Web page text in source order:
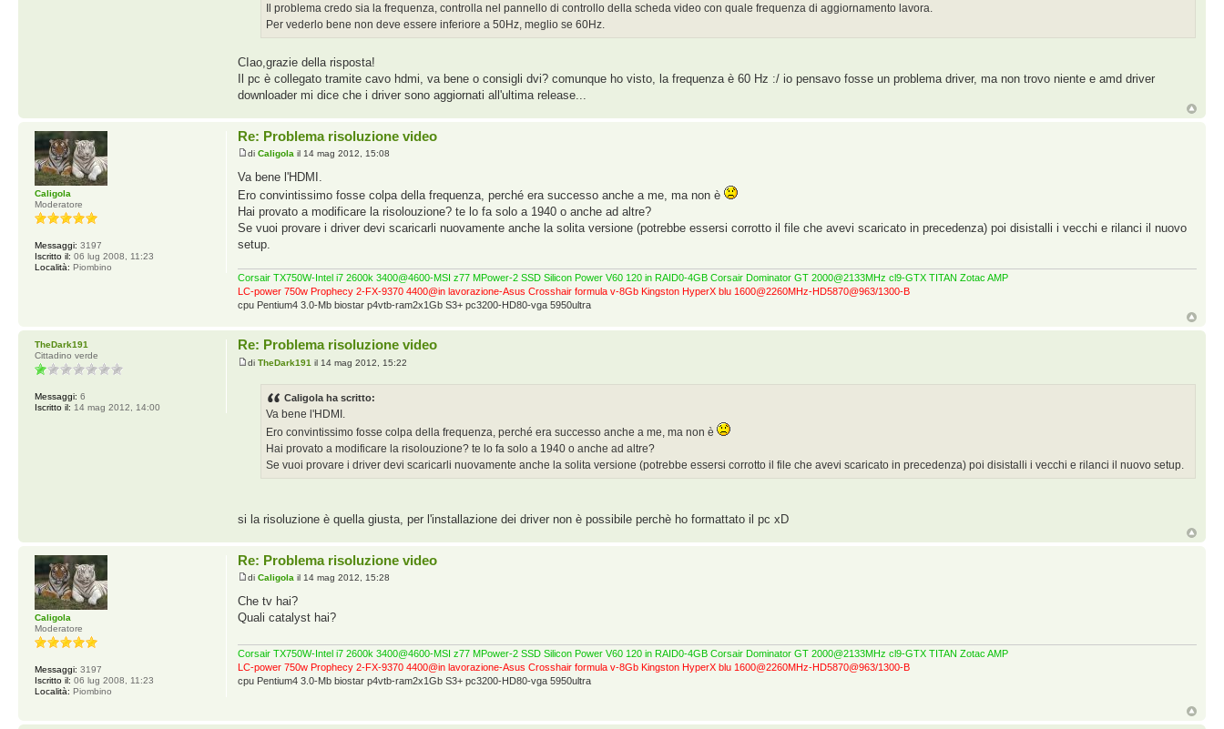
Il problema credo sia la frequenza, controlla nel pannello di controllo della scheda video con quale frequenza di aggiornamento lavora.
Per vederlo bene non deve essere inferiore a 50Hz, meglio se 60Hz.
CIao,grazie della risposta!
Il pc è collegato tramite cavo hdmi, va bene o consigli dvi? comunque ho visto, la frequenza è 60 Hz :/ io pensavo fosse un problema driver, ma non trovo niente e amd driver
downloader mi dice che i driver sono aggiornati all'ultima release...
Re: Problema risoluzione video
diCaligola il 14 mag 2012, 15:08
Va bene l'HDMI.
Ero convintissimo fosse colpa della frequenza, perché era successo anche a me, ma non è
Hai provato a modificare la risolouzione? te lo fa solo a 1940 o anche ad altre?
Se vuoi provare i driver devi scaricarli nuovamente anche la solita versione (potrebbe essersi corrotto il file che avevi scaricato in precedenza) poi disistalli i vecchi e rilanci il nuovo
setup.
Corsair TX750W-Intel i7 2600k 3400@4600-MSI z77 MPower-2 SSD Silicon Power V60 120 in RAID0-4GB Corsair Dominator GT 2000@2133MHz cl9-GTX TITAN Zotac AMP
LC-power 750w Prophecy 2-FX-9370 4400@in lavorazione-Asus Crosshair formula v-8Gb Kingston HyperX blu 1600@2260MHz-HD5870@963/1300-B
cpu Pentium4 3.0-Mb biostar p4vtb-ram2x1Gb S3+ pc3200-HD80-vga 5950ultra
Caligola
Moderatore
Messaggi: 3197
Iscritto il: 06 lug 2008, 11:23
Località: Piombino
Re: Problema risoluzione video
diTheDark191 il 14 mag 2012, 15:22
Caligola ha scritto:
Va bene l'HDMI.
Ero convintissimo fosse colpa della frequenza, perché era successo anche a me, ma non è
Hai provato a modificare la risolouzione? te lo fa solo a 1940 o anche ad altre?
Se vuoi provare i driver devi scaricarli nuovamente anche la solita versione (potrebbe essersi corrotto il file che avevi scaricato in precedenza) poi disistalli i vecchi e rilanci il nuovo setup.
si la risoluzione è quella giusta, per l'installazione dei driver non è possibile perchè ho formattato il pc xD
TheDark191
Cittadino verde
Messaggi: 6
Iscritto il: 14 mag 2012, 14:00
Re: Problema risoluzione video
diCaligola il 14 mag 2012, 15:28
Che tv hai?
Quali catalyst hai?
Corsair TX750W-Intel i7 2600k 3400@4600-MSI z77 MPower-2 SSD Silicon Power V60 120 in RAID0-4GB Corsair Dominator GT 2000@2133MHz cl9-GTX TITAN Zotac AMP
LC-power 750w Prophecy 2-FX-9370 4400@in lavorazione-Asus Crosshair formula v-8Gb Kingston HyperX blu 1600@2260MHz-HD5870@963/1300-B
cpu Pentium4 3.0-Mb biostar p4vtb-ram2x1Gb S3+ pc3200-HD80-vga 5950ultra
Caligola
Moderatore
Messaggi: 3197
Iscritto il: 06 lug 2008, 11:23
Località: Piombino